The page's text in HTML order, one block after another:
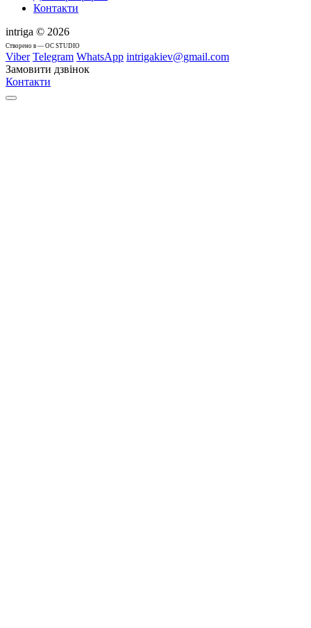
Контакти
intriga © 2026
Cтворено в — OC STUDIO
Viber Telegram WhatsApp intrigakiev@gmail.com
Замовити дзвінок
Контакти